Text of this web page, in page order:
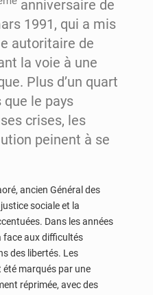
anniversaire de
1991, qui a mis
autoritaire de
la voie à une
Plus d’un quart
que le pays
crises, les
peinent à se
ancien Général des
sociale et la
Dans les années
face aux difficultés
des libertés. Les
marqués par une
réprimée, avec des